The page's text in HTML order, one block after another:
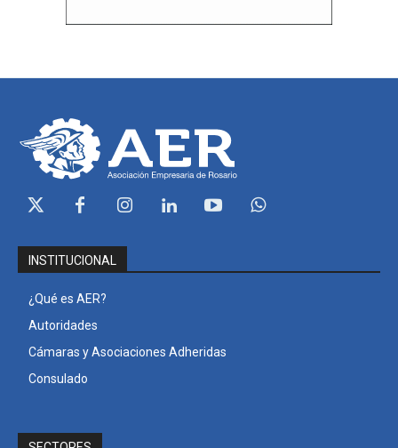
INSTITUCIONAL
¿Qué es AER?
Autoridades
Cámaras y Asociaciones Adheridas
Consulado